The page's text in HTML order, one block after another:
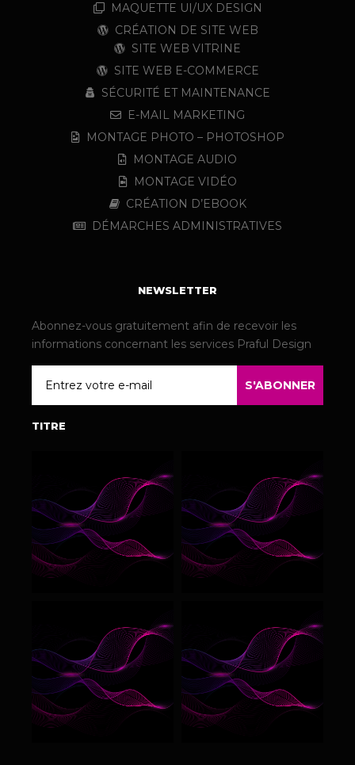
MAQUETTE UI/UX DESIGN
CRÉATION DE SITE WEB
SITE WEB VITRINE
SITE WEB E-COMMERCE
SÉCURITÉ ET MAINTENANCE
E-MAIL MARKETING
MONTAGE PHOTO – PHOTOSHOP
MONTAGE AUDIO
MONTAGE VIDÉO
CRÉATION D’EBOOK
DÉMARCHES ADMINISTRATIVES
NEWSLETTER
Abonnez-vous gratuitement afin de recevoir les
informations concernant les services Praful Design
S'ABONNER
TITRE